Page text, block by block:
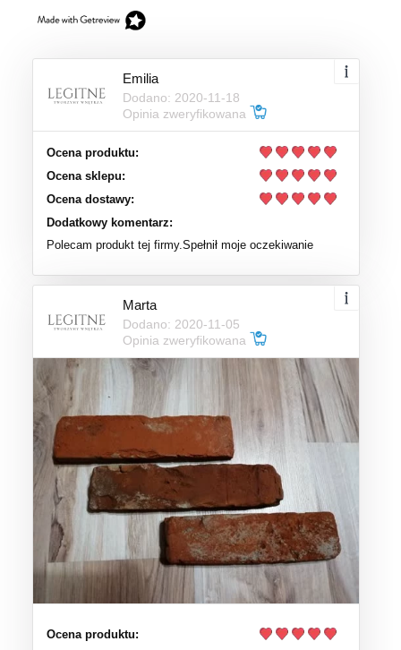
Emilia
Dodano: 2020-11-18
Opinia zweryfikowana
Ocena produktu:
Ocena sklepu:
Ocena dostawy:
Dodatkowy komentarz:
Polecam produkt tej firmy.Spełnił moje oczekiwanie
Marta
Dodano: 2020-11-05
Opinia zweryfikowana
Ocena produktu: